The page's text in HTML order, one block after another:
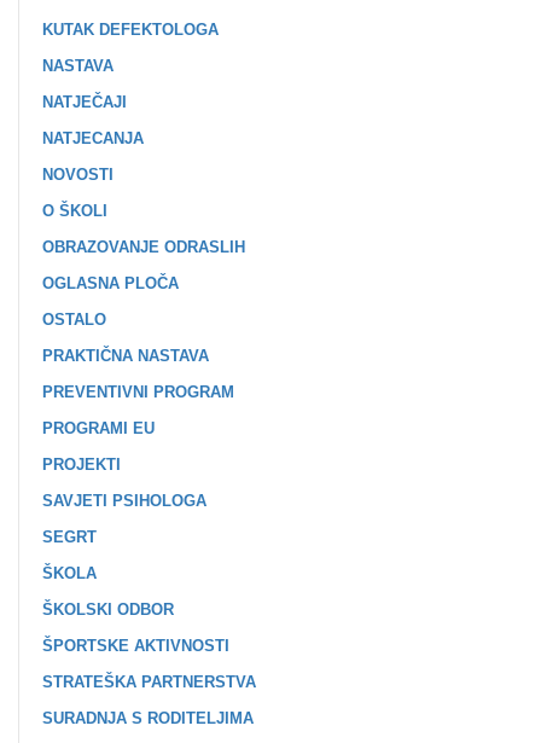
KUTAK DEFEKTOLOGA
NASTAVA
NATJEČAJI
NATJECANJA
NOVOSTI
O ŠKOLI
OBRAZOVANJE ODRASLIH
OGLASNA PLOČA
OSTALO
PRAKTIČNA NASTAVA
PREVENTIVNI PROGRAM
PROGRAMI EU
PROJEKTI
SAVJETI PSIHOLOGA
SEGRT
ŠKOLA
ŠKOLSKI ODBOR
ŠPORTSKE AKTIVNOSTI
STRATEŠKA PARTNERSTVA
SURADNJA S RODITELJIMA